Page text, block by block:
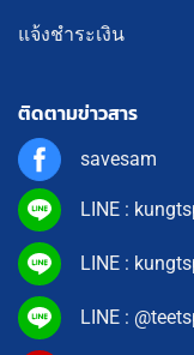
แจ้งชำระเงิน
ติดตามข่าวสาร
savesam
LINE :
LINE :
LINE :